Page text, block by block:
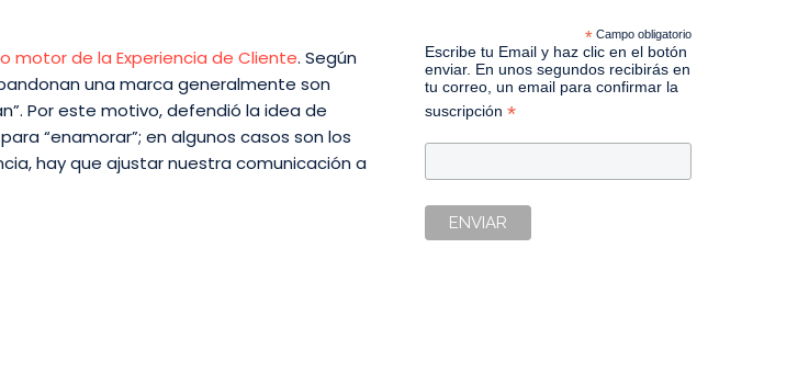
motor de la Experiencia de Cliente. Según
una marca generalmente son
Por este motivo, defendió la idea de
“enamorar”; en algunos casos son los
hay que ajustar nuestra comunicación a
*Campo obligatorio
Escribe tu Email y haz clic en el botón
enviar. En unos segundos recibirás en
tu correo, un email para confirmar la
suscripción *